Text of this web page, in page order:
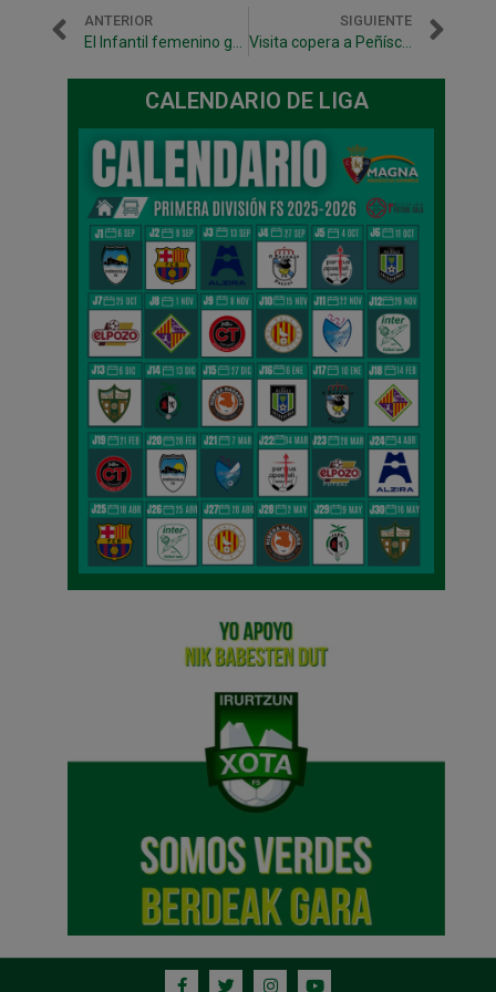
ANTERIOR SIGUIENTE
Visita copera a Peñíscola sin olvidar la cita del sábado
CALENDARIO DE LIGA